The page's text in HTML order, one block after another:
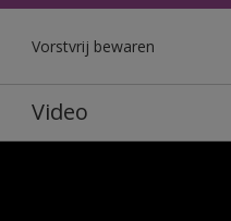
Vorstvrij bewaren
Video